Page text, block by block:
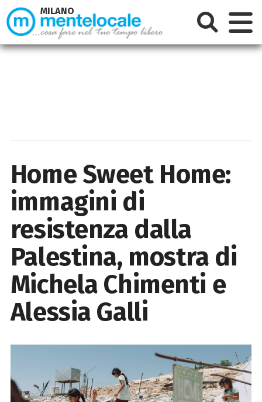
Home Sweet Home:
immagini di
resistenza dalla
Palestina, mostra di
Michela Chimenti e
Alessia Galli
MILANO